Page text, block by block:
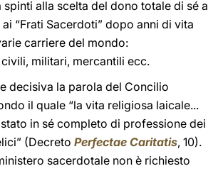
alla scelta del dono totale di sé a
“Frati Sacerdoti” dopo anni di vita
carriere del mondo:
militari, mercantili ecc.
decisiva la parola del Concilio
il quale “la vita religiosa laicale...
in sé completo di professione dei
(Decreto Perfectae Caritatis, 10).
sacerdotale non è richiesto